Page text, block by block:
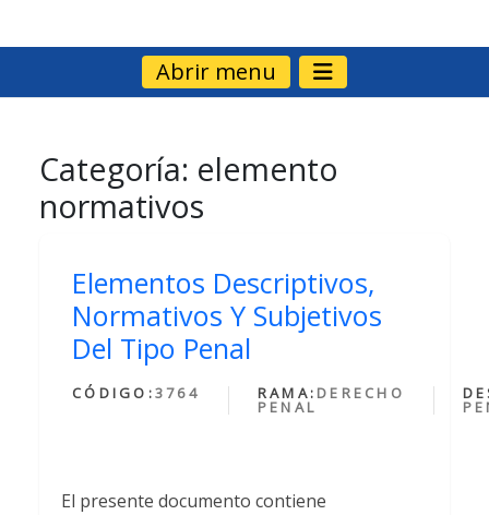
Abrir menu
Categoría: elemento
normativos
Elementos Descriptivos,
Normativos Y Subjetivos
Del Tipo Penal
CÓDIGO:3764 RAMA: DERECHO
PENAL
El presente documento contiene